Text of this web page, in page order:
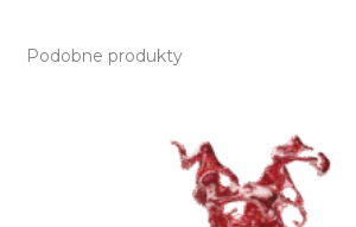
Podobne produkty